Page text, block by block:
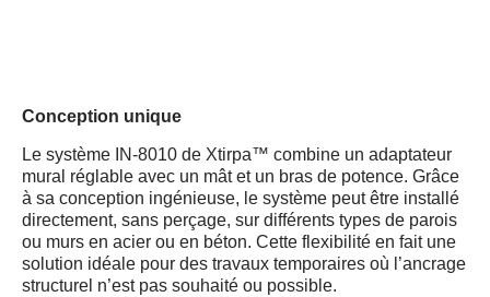
Conception unique
Le système IN-8010 de Xtirpa™ combine un adaptateur
mural réglable avec un mât et un bras de potence. Grâce
à sa conception ingénieuse, le système peut être installé
directement, sans perçage, sur différents types de parois
ou murs en acier ou en béton. Cette flexibilité en fait une
solution idéale pour des travaux temporaires où l’ancrage
structurel n’est pas souhaité ou possible.